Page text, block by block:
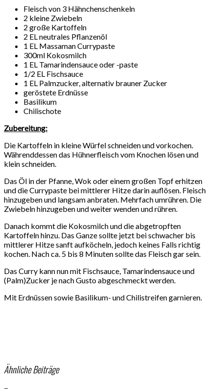
Fleisch von 3 Hähnchenschenkeln
2 kleine Zwiebeln
2 große Kartoffeln
2 EL neutrales Pflanzenöl
1 EL Massaman Currypaste
300ml Kokosmilch
1 EL Tamarindensauce oder -paste
1/2 EL Fischsauce
1 EL Palmzucker, alternativ brauner Zucker
geröstete Erdnüsse
Basilikum
Chilischote
Zubereitung:
Die Kartoffeln in kleine Würfel schneiden und vorkochen.
Währenddessen das Hühnerfleisch vom Knochen lösen und
klein schneiden.
Das Öl in der Pfanne, Wok oder einem großen Topf erhitzen
und die Currypaste bei mittlerer Hitze darin auflösen. Fleisch
hinzugeben und langsam anbraten. Mehrfach umrühren. Die
Zwiebeln hinzugeben und weiter wenden und rühren.
Danach kommt die Kokosmilch und die abgetropften
Kartoffeln hinzu. Das Ganze sollte jetzt bei schwacher bis
mittlerer Hitze sanft aufköcheln, jedoch keines Falls richtig
kochen. Nach ca. 5 bis 8 Minuten sollte das Fleisch gar sein.
Das Curry kann nun mit Fischsauce, Tamarindensauce und
(Palm)Zucker je nach Gusto abgeschmeckt werden.
Mit Erdnüssen sowie Basilikum- und Chilistreifen garnieren.
Ähnliche Beiträge